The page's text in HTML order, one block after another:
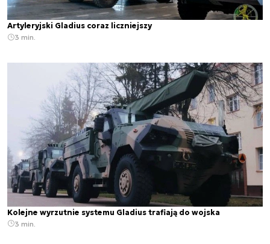
Artyleryjski Gladius coraz liczniejszy
3 min.
Kolejne wyrzutnie systemu Gladius trafiają do wojska
3 min.